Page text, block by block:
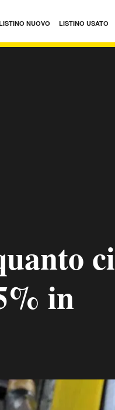
NUOVO LISTINO USATO
ci
in